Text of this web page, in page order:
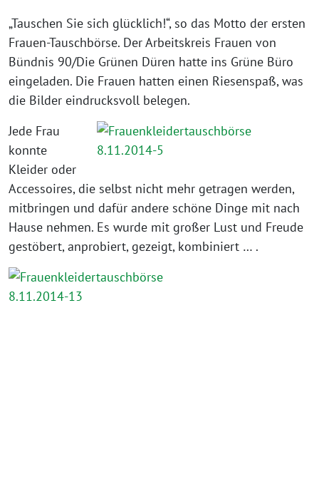
„Tauschen Sie sich glücklich!“, so das Motto der ersten
Frauen-Tauschbörse. Der Arbeitskreis Frauen von
Bündnis 90/Die Grünen Düren hatte ins Grüne Büro
eingeladen. Die Frauen hatten einen Riesenspaß, was
die Bilder eindrucksvoll belegen.
Jede Frau
konnte
Kleider oder
Accessoires, die selbst nicht mehr getragen werden,
mitbringen und dafür andere schöne Dinge mit nach
Hause nehmen. Es wurde mit großer Lust und Freude
gestöbert, anprobiert, gezeigt, kombiniert … .